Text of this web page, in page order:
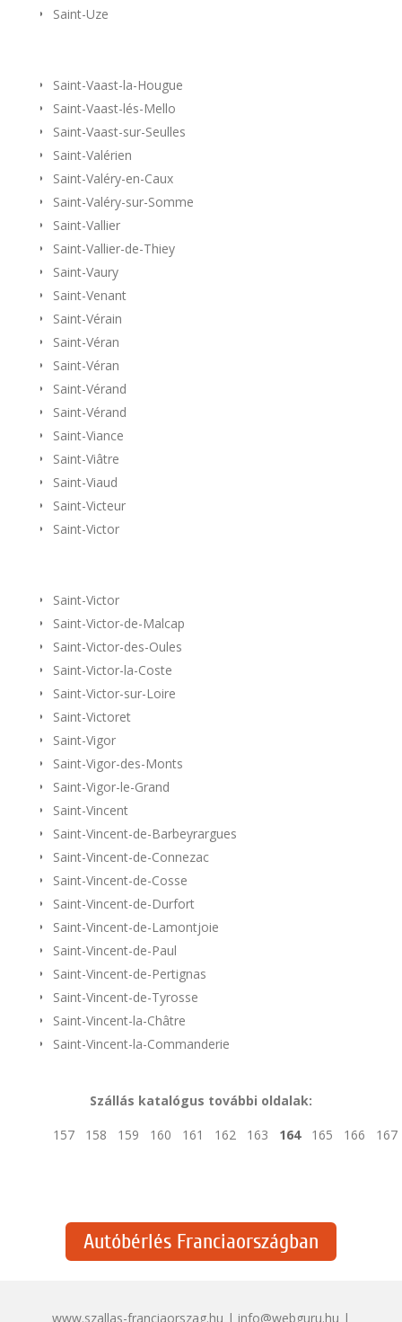
Saint-Uze
Saint-Vaast-la-Hougue
Saint-Vaast-lés-Mello
Saint-Vaast-sur-Seulles
Saint-Valérien
Saint-Valéry-en-Caux
Saint-Valéry-sur-Somme
Saint-Vallier
Saint-Vallier-de-Thiey
Saint-Vaury
Saint-Venant
Saint-Vérain
Saint-Véran
Saint-Véran
Saint-Vérand
Saint-Vérand
Saint-Viance
Saint-Viâtre
Saint-Viaud
Saint-Victeur
Saint-Victor
Saint-Victor
Saint-Victor-de-Malcap
Saint-Victor-des-Oules
Saint-Victor-la-Coste
Saint-Victor-sur-Loire
Saint-Victoret
Saint-Vigor
Saint-Vigor-des-Monts
Saint-Vigor-le-Grand
Saint-Vincent
Saint-Vincent-de-Barbeyrargues
Saint-Vincent-de-Connezac
Saint-Vincent-de-Cosse
Saint-Vincent-de-Durfort
Saint-Vincent-de-Lamontjoie
Saint-Vincent-de-Paul
Saint-Vincent-de-Pertignas
Saint-Vincent-de-Tyrosse
Saint-Vincent-la-Châtre
Saint-Vincent-la-Commanderie
Szállás katalógus további oldalak:
157
158 159 160 161 162 163 164 165 166 167
Autóbérlés Franciaországban
www.szallas-franciaorszag.hu | info@webguru.hu |